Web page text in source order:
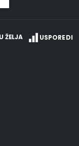
ŽELJA USPOREDI